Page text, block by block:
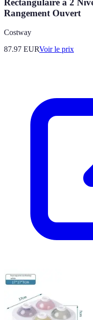
Rectangulaire à 2
Rangement Ouvert
Costway
87.97 EURVoir le prix